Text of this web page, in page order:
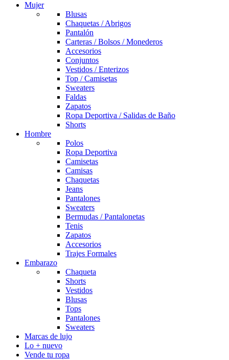
Mujer
Blusas
Chaquetas / Abrigos
Pantalón
Carteras / Bolsos / Monederos
Accesorios
Conjuntos
Vestidos / Enterizos
Top / Camisetas
Sweaters
Faldas
Zapatos
Ropa Deportiva / Salidas de Baño
Shorts
Hombre
Polos
Ropa Deportiva
Camisetas
Camisas
Chaquetas
Jeans
Pantalones
Sweaters
Bermudas / Pantalonetas
Tenis
Zapatos
Accesorios
Trajes Formales
Embarazo
Chaqueta
Shorts
Vestidos
Blusas
Tops
Pantalones
Sweaters
Marcas de lujo
Lo + nuevo
Vende tu ropa